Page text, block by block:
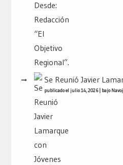
Se Reunió Javier
publicado el julio 14, 2026| bajo